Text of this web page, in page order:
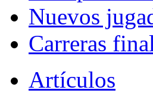
Nuevos
Carreras
Artículos